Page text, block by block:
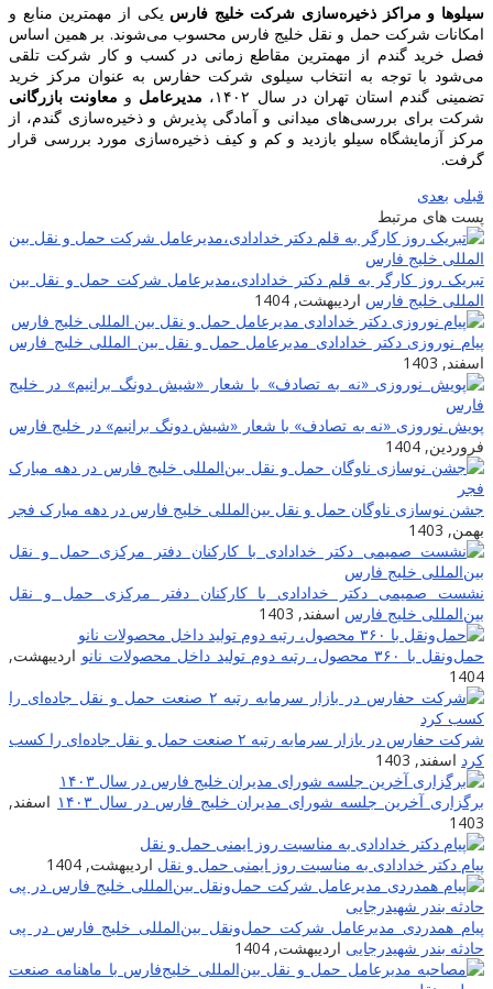
سیلوها و مراکز ذخیره‌سازی شرکت خلیج فارس یکی از مهمترین منابع و
امکانات شرکت حمل و نقل خلیج فارس محسوب می‌شوند. بر همین اساس
فصل خرید گندم از مهمترین مقاطع زمانی در کسب و کار شرکت تلقی
می‌شود با توجه به انتخاب سیلوی شرکت حفارس به عنوان مرکز خرید
تضمینی گندم استان تهران در سال ۱۴۰۲،
مدیرعامل و معاونت بازرگانی
شرکت برای بررسی‌های میدانی و آمادگی پذیرش و ذخیره‌سازی گندم، از
مرکز آزمایشگاه سیلو بازدید و کم و کیف ذخیره‌سازی مورد بررسی قرار
گرفت.
قبلی بعدی
پست های مرتبط
تبریک روز کارگر به قلم دکتر خدادادی،مدیرعامل شرکت حمل و نقل بین
المللی خلیج فارس اردیبهشت, 1404
پیام نوروزی دکتر خدادادی مدیرعامل حمل و نقل بین المللی خلیج فارس
اسفند, 1403
پویش نوروزی «نه به تصادف» با شعار «شیش دونگ برانیم» در خلیج فارس
فروردین, 1404
جشن نوسازی ناوگان حمل و نقل بین‌المللی خلیج فارس در دهه مبارک فجر
بهمن, 1403
نشست صمیمی دکتر خدادادی با کارکنان دفتر مرکزی حمل و نقل
بین‌المللی خلیج فارس اسفند, 1403
حمل‌ونقل با ۳۶۰ محصول، رتبه دوم تولید داخل محصولات نانو
اردیبهشت,
1404
شرکت حفارس در بازار سرمایه رتبه ۲ صنعت حمل و نقل جاده‌ای را کسب
کرد اسفند, 1403
برگزاری آخرین جلسه شورای مدیران خلیج فارس در سال ۱۴۰۳
اسفند,
1403
پیام دکتر خدادادی به مناسبت روز ایمنی حمل و نقل اردیبهشت, 1404
پیام همدردی مدیرعامل شرکت حمل‌ونقل بین‌المللی خلیج فارس در پی
حادثه بندر شهیدرجایی اردیبهشت, 1404